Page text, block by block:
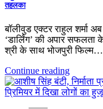
तहलका
बॉलीवुड एक्टर राहुल शर्मा
‘डार्लिंग’ की अपार सफलता
श्री के साथ भोजपुरी फिल्म…
Continue reading